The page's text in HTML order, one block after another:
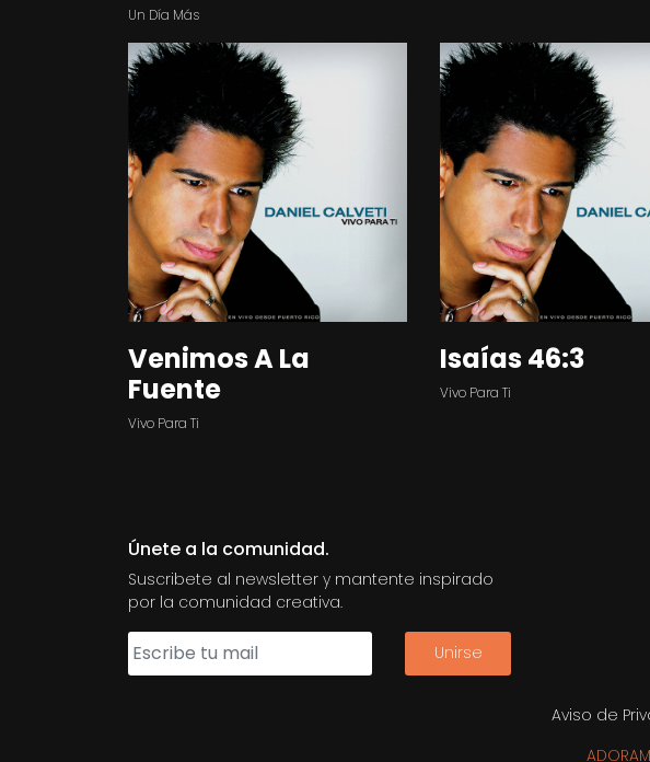
Un Día Más
Venimos A La
Fuente
Vivo Para Ti
Isaías 46:3
Vivo Para Ti
Únete a la comunidad.
Suscribete al newsletter y mantente inspirado
por la comunidad creativa.
Aviso de